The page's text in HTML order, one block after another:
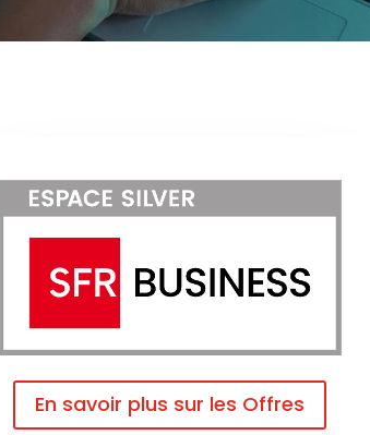
En savoir plus sur les Offres